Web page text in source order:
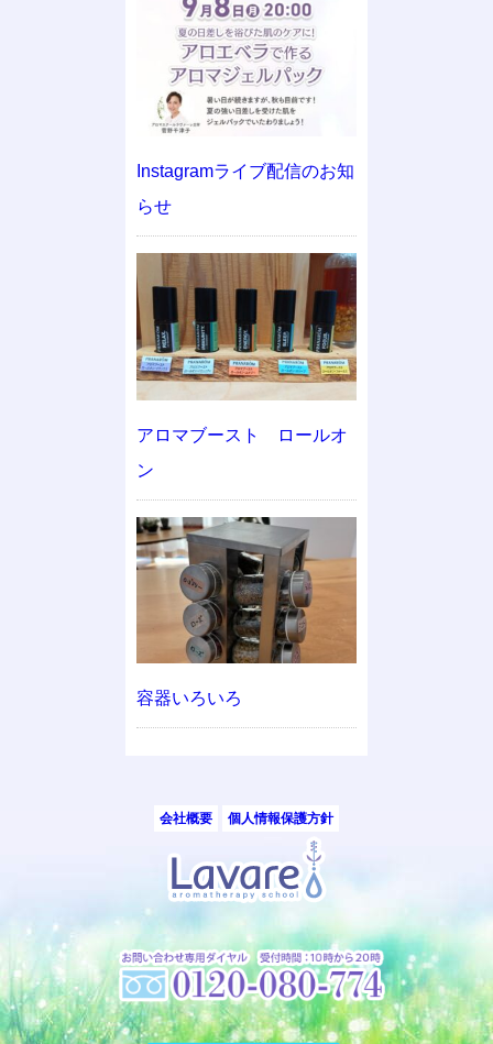
Instagramライブ配信のお知
らせ
アロマブースト ロールオ
ン
容器いろいろ
会社概要 個人情報保護方針